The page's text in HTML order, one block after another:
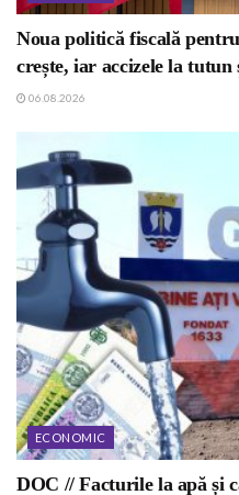
Noua politică fiscală
crește, iar accizele la
06.08.2026
ECONOMIC
DOC // Facturile la apă și